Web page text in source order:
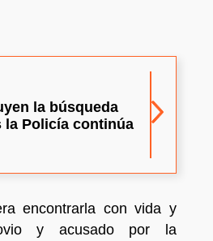
la búsqueda
la Policía continúa
encontrarla con vida y
y acusado por la